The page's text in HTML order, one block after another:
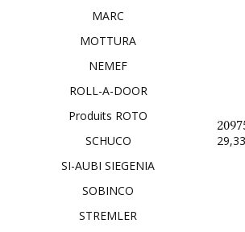
MARC
MOTTURA
NEMEF
ROLL-A-DOOR
Produits ROTO
SCHUCO
SI-AUBI SIEGENIA
SOBINCO
STREMLER